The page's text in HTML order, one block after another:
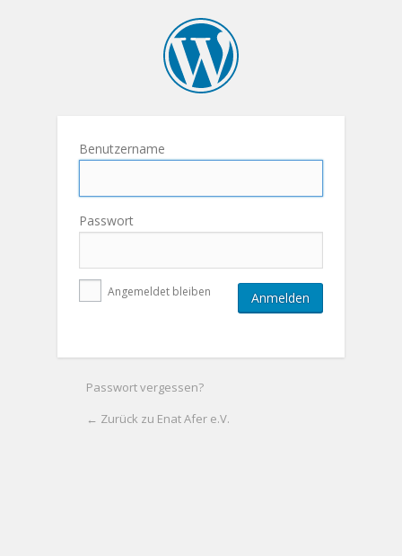
Benutzername
Passwort
Angemeldet bleiben
Passwort vergessen?
← Zurück zu Enat Afer e.V.